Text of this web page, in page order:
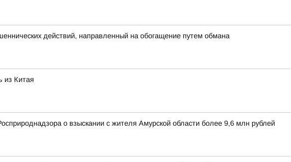
действий, направленный на обогащение путем обмана
из Китая
о взыскании с жителя Амурской области более 9,6 млн рублей